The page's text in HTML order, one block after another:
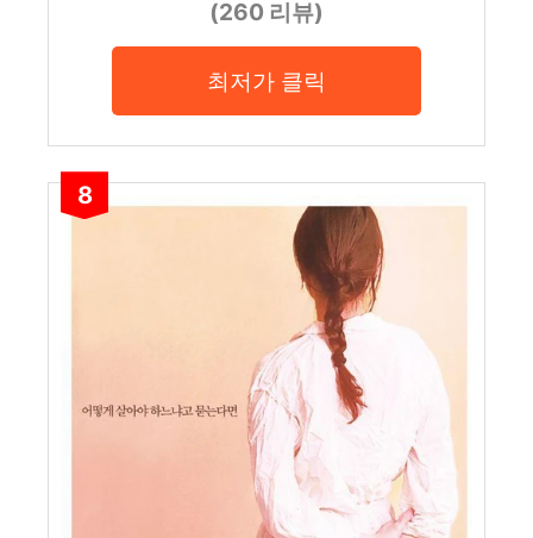
(260 리뷰)
최저가 클릭
8